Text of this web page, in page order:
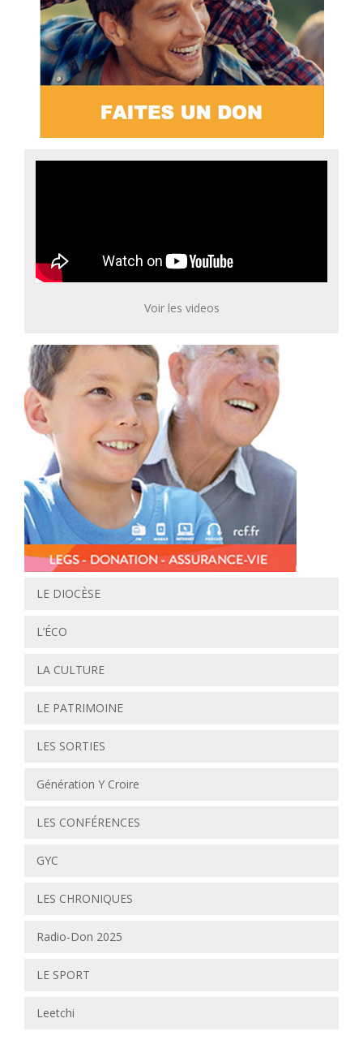
Voir les videos
LE DIOCÈSE
L’ÉCO
LA CULTURE
LE PATRIMOINE
LES SORTIES
Génération Y Croire
LES CONFÉRENCES
GYC
LES CHRONIQUES
Radio-Don 2025
LE SPORT
Leetchi